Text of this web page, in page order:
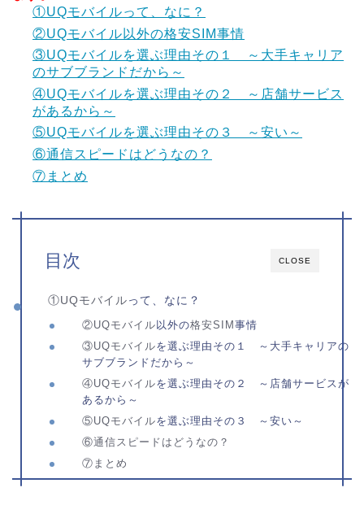
①UQモバイルって、なに？
②UQモバイル以外の格安SIM事情
③UQモバイルを選ぶ理由その１ ～大手キャリア
のサブブランドだから～
④UQモバイルを選ぶ理由その２ ～店舗サービス
があるから～
⑤UQモバイルを選ぶ理由その３ ～安い～
⑥通信スピードはどうなの？
⑦まとめ
CLOSE
目次
①UQモバイルって、なに？
②UQモバイル以外の格安SIM事情
③UQモバイルを選ぶ理由その１ ～大手キャリアの
サブブランドだから～
④UQモバイルを選ぶ理由その２ ～店舗サービスが
あるから～
⑤UQモバイルを選ぶ理由その３ ～安い～
⑥通信スピードはどうなの？
⑦まとめ